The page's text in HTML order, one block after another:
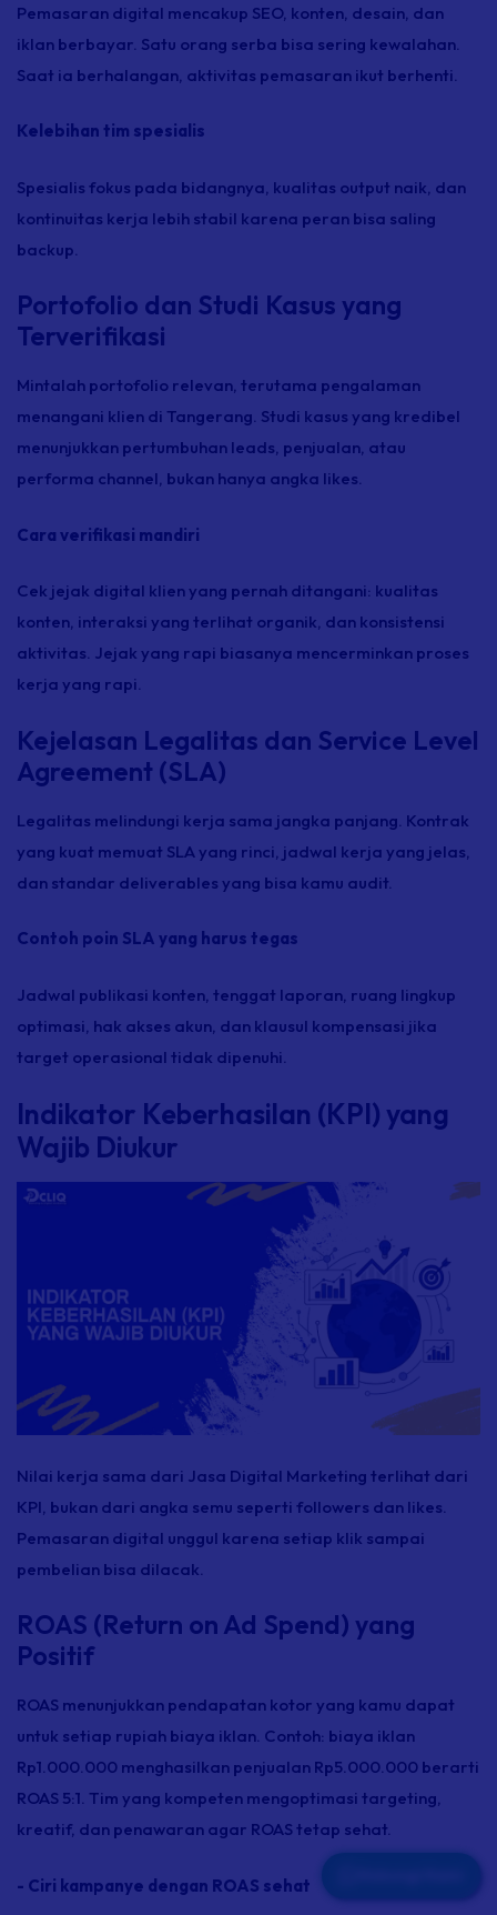
Pemasaran digital mencakup SEO, konten, desain, dan
iklan berbayar. Satu orang serba bisa sering kewalahan.
Saat ia berhalangan, aktivitas pemasaran ikut berhenti.
Kelebihan tim spesialis
Spesialis fokus pada bidangnya, kualitas output naik, dan
kontinuitas kerja lebih stabil karena peran bisa saling
backup.
Portofolio dan Studi Kasus yang
Terverifikasi
Mintalah portofolio relevan, terutama pengalaman
menangani klien di Tangerang. Studi kasus yang kredibel
menunjukkan pertumbuhan leads, penjualan, atau
performa channel, bukan hanya angka likes.
Cara verifikasi mandiri
Cek jejak digital klien yang pernah ditangani: kualitas
konten, interaksi yang terlihat organik, dan konsistensi
aktivitas. Jejak yang rapi biasanya mencerminkan proses
kerja yang rapi.
Kejelasan Legalitas dan Service Level
Agreement (SLA)
Legalitas melindungi kerja sama jangka panjang. Kontrak
yang kuat memuat SLA yang rinci, jadwal kerja yang jelas,
dan standar deliverables yang bisa kamu audit.
Contoh poin SLA yang harus tegas
Jadwal publikasi konten, tenggat laporan, ruang lingkup
optimasi, hak akses akun, dan klausul kompensasi jika
target operasional tidak dipenuhi.
Indikator Keberhasilan (KPI) yang
Wajib Diukur
Nilai kerja sama dari Jasa Digital Marketing terlihat dari
KPI, bukan dari angka semu seperti followers dan likes.
Pemasaran digital unggul karena setiap klik sampai
pembelian bisa dilacak.
ROAS (Return on Ad Spend) yang
Positif
ROAS menunjukkan pendapatan kotor yang kamu dapat
untuk setiap rupiah biaya iklan. Contoh: biaya iklan
Rp1.000.000 menghasilkan penjualan Rp5.000.000 berarti
ROAS 5:1. Tim yang kompeten mengoptimasi targeting,
kreatif, dan penawaran agar ROAS tetap sehat.
- Ciri kampanye dengan ROAS sehat